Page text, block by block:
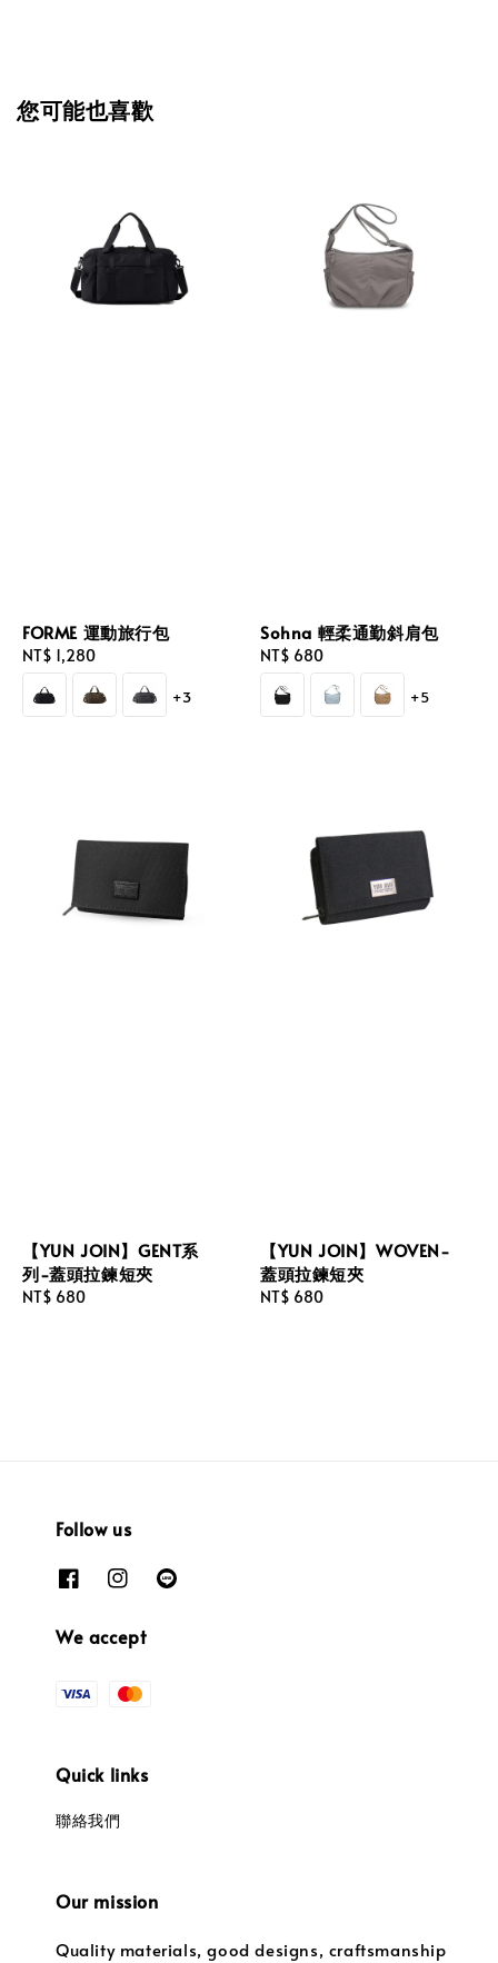
您可能也喜歡
FORME 運動旅行包
Regular
price
NT$ 1,280
+3
Sohna 輕柔通勤斜肩包
Regular
price
NT$ 680
+5
【YUN JOIN】GENT系
列-蓋頭拉鍊短夾
Regular
NT$ 680
【YUN JOIN】WOVEN-
蓋頭拉鍊短夾
Regular
NT$ 680
Follow us
We accept
Quick links
聯絡我們
Our mission
Quality materials, good designs, craftsmanship